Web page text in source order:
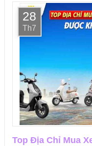
28
Th7
Top Địa Chỉ Mua